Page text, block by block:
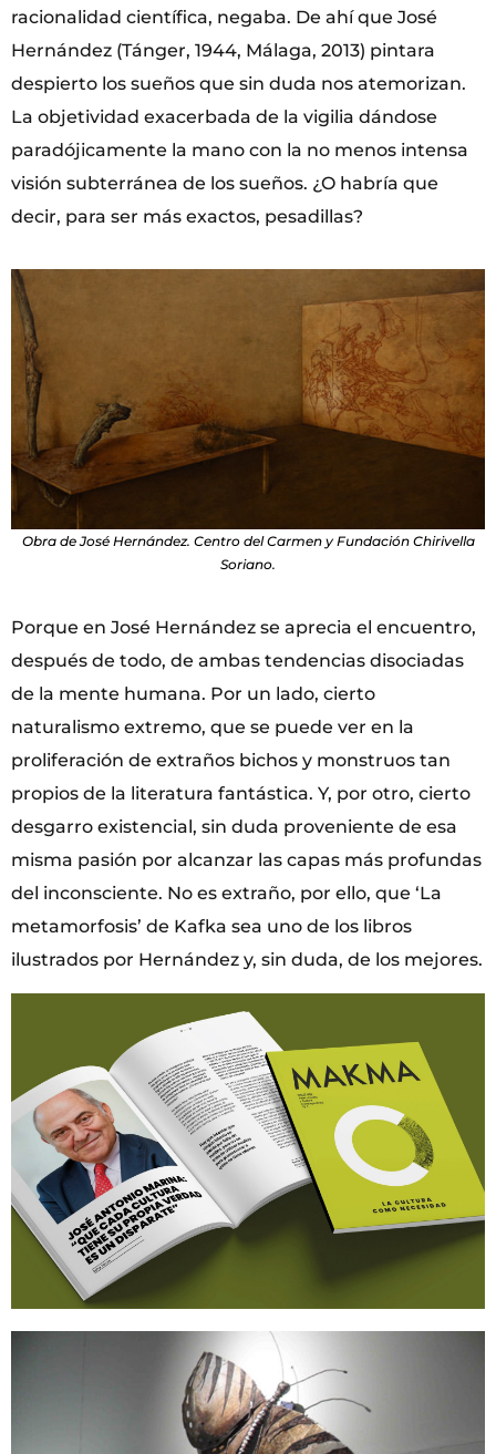
racionalidad científica, negaba. De ahí que José
Hernández (Tánger, 1944, Málaga, 2013) pintara
despierto los sueños que sin duda nos atemorizan.
La objetividad exacerbada de la vigilia dándose
paradójicamente la mano con la no menos intensa
visión subterránea de los sueños. ¿O habría que
decir, para ser más exactos, pesadillas?
Obra de José Hernández. Centro del Carmen y Fundación Chirivella
Soriano.
Porque en José Hernández se aprecia el encuentro,
después de todo, de ambas tendencias disociadas
de la mente humana. Por un lado, cierto
naturalismo extremo, que se puede ver en la
proliferación de extraños bichos y monstruos tan
propios de la literatura fantástica. Y, por otro, cierto
desgarro existencial, sin duda proveniente de esa
misma pasión por alcanzar las capas más profundas
del inconsciente. No es extraño, por ello, que ‘La
metamorfosis’ de Kafka sea uno de los libros
ilustrados por Hernández y, sin duda, de los mejores.